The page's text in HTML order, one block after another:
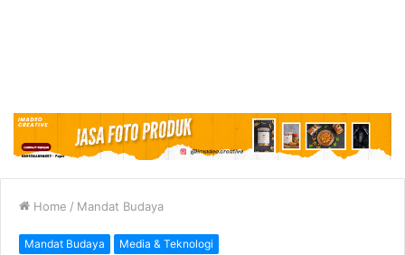
Home / Mandat Budaya
Mandat Budaya Media & Teknologi